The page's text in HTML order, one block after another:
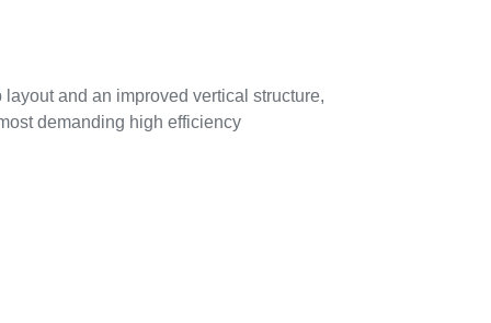
and an improved vertical structure,
demanding high efficiency